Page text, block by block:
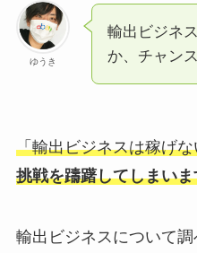
ゆうき
輸出ビジネ
か、チャン
「輸出ビジネスは稼げ
挑戦を躊躇してしまい
輸出ビジネスについて